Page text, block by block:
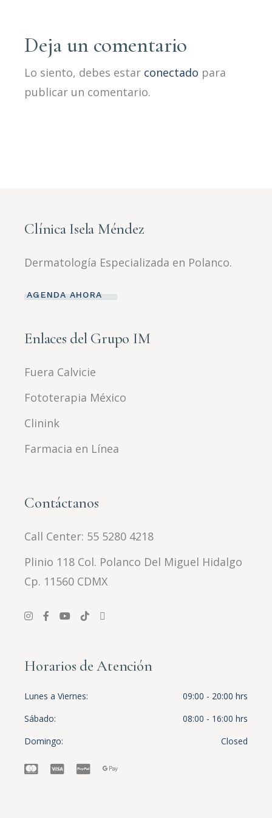
Deja un comentario
Lo siento, debes estar conectado para
publicar un comentario.
Clínica Isela Méndez
Dermatología Especializada en Polanco.
AGENDA AHORA
Enlaces del Grupo IM
Fuera Calvicie
Fototerapia México
Clinink
Farmacia en Línea
Contáctanos
Call Center: 55 5280 4218
Plinio 118 Col. Polanco Del Miguel Hidalgo
Cp. 11560 CDMX
Horarios de Atención
Lunes a Viernes
09:00 - 20:00 hrs
Sábado
08:00 - 16:00 hrs
Domingo
Closed